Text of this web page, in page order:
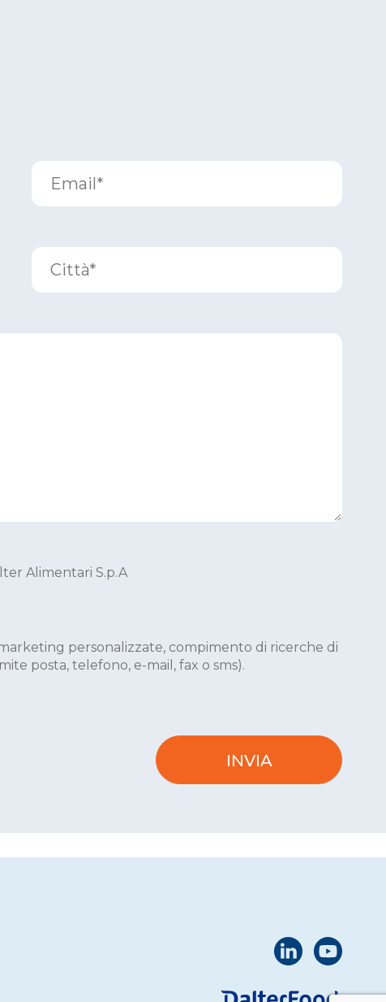
Alimentari S.p.A
personalizzate, compimento di ricerche di
posta, telefono, e-mail, fax o sms).